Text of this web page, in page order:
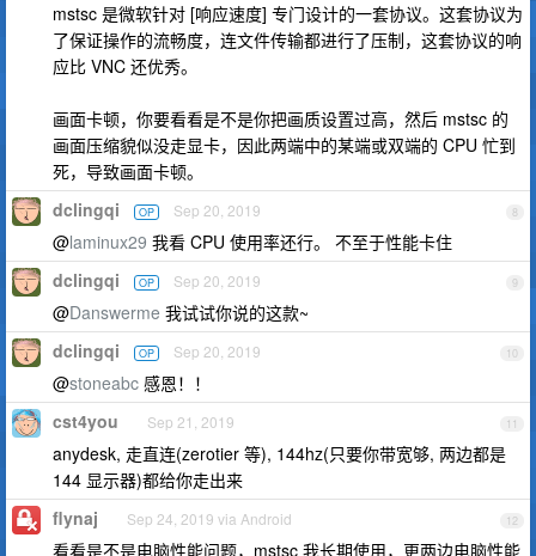
mstsc 是微软针对 [响应速度] 专门设计的一套协议。这套协议为
了保证操作的流畅度，连文件传输都进行了压制，这套协议的响
应比 VNC 还优秀。
画面卡顿，你要看看是不是你把画质设置过高，然后 mstsc 的
画面压缩貌似没走显卡，因此两端中的某端或双端的 CPU 忙到
死，导致画面卡顿。
8
dclingqi OP Sep 20, 2019
@laminux29 我看 CPU 使用率还行。 不至于性能卡住
9
dclingqi OP Sep 20, 2019
@Danswerme 我试试你说的这款~
10
dclingqi OP Sep 20, 2019
@stoneabc 感恩！！
11
cst4you Sep 21, 2019
anydesk, 走直连(zerotier 等), 144hz(只要你带宽够, 两边都是
144 显示器)都给你走出来
12
flynaj Sep 24, 2019 via Android
看看是不是电脑性能问题，mstsc 我长期使用，更两边电脑性能